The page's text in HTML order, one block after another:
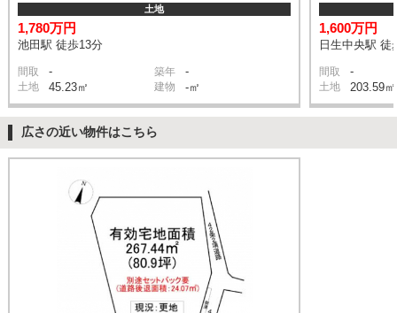
土地
1,780万円
池田駅 徒歩13分
間取 - 築年 -
土地 45.23㎡ 建物 -㎡
1,600万円
日生中央駅 徒
間取 -
土地 203.59㎡
広さの近い物件はこちら